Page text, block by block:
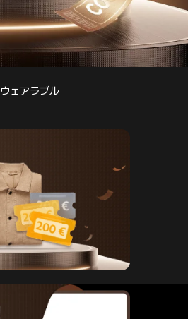
ウェアラブル